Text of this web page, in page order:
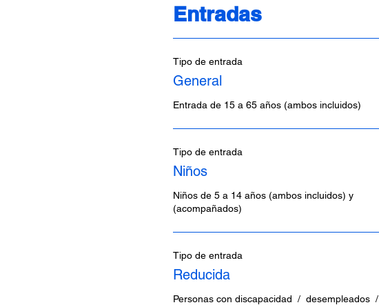
Entradas
Tipo de entrada
General
Entrada de 15 a 65 años (ambos incluidos)
Tipo de entrada
Niños
Niños de 5 a 14 años (ambos incluidos) y
(acompañados)
Tipo de entrada
Reducida
Personas con discapacidad  /  desempleados  /